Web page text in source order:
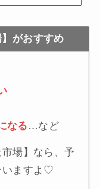
がおすすめ
なる …など
場】なら、予
いますよ♡